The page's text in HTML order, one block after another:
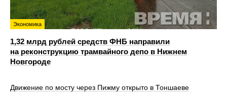
Экономика
1,32 млрд рублей средств ФНБ направили
на реконструкцию трамвайного депо в Нижнем
Новгороде
Движение по мосту через Пижму открыто в Тоншаеве